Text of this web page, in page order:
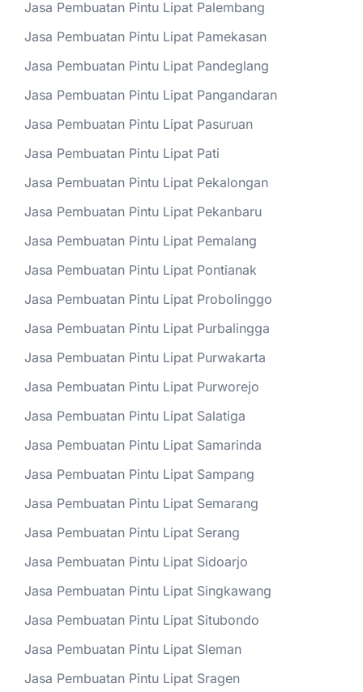
Jasa Pembuatan Pintu Lipat Palembang
Jasa Pembuatan Pintu Lipat Pamekasan
Jasa Pembuatan Pintu Lipat Pandeglang
Jasa Pembuatan Pintu Lipat Pangandaran
Jasa Pembuatan Pintu Lipat Pasuruan
Jasa Pembuatan Pintu Lipat Pati
Jasa Pembuatan Pintu Lipat Pekalongan
Jasa Pembuatan Pintu Lipat Pekanbaru
Jasa Pembuatan Pintu Lipat Pemalang
Jasa Pembuatan Pintu Lipat Pontianak
Jasa Pembuatan Pintu Lipat Probolinggo
Jasa Pembuatan Pintu Lipat Purbalingga
Jasa Pembuatan Pintu Lipat Purwakarta
Jasa Pembuatan Pintu Lipat Purworejo
Jasa Pembuatan Pintu Lipat Salatiga
Jasa Pembuatan Pintu Lipat Samarinda
Jasa Pembuatan Pintu Lipat Sampang
Jasa Pembuatan Pintu Lipat Semarang
Jasa Pembuatan Pintu Lipat Serang
Jasa Pembuatan Pintu Lipat Sidoarjo
Jasa Pembuatan Pintu Lipat Singkawang
Jasa Pembuatan Pintu Lipat Situbondo
Jasa Pembuatan Pintu Lipat Sleman
Jasa Pembuatan Pintu Lipat Sragen